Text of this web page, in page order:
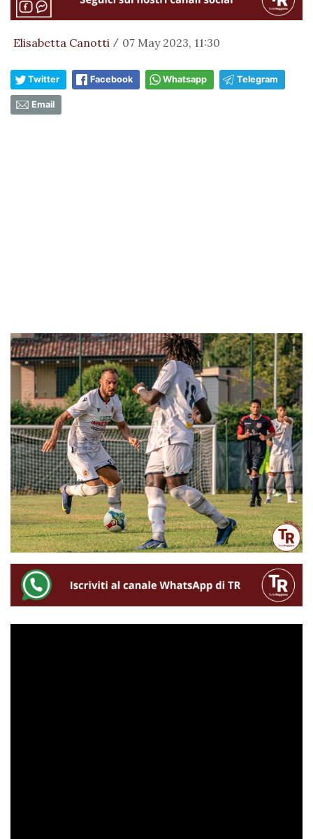
Elisabetta Canotti / 07 May 2023, 11:30
Twitter Facebook Whatsapp Telegram
Email